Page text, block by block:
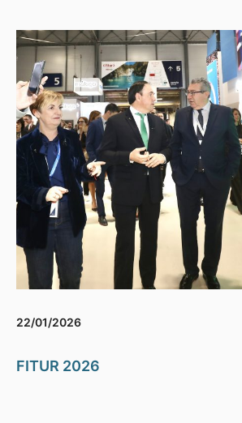
22/01/2026
FITUR 2026